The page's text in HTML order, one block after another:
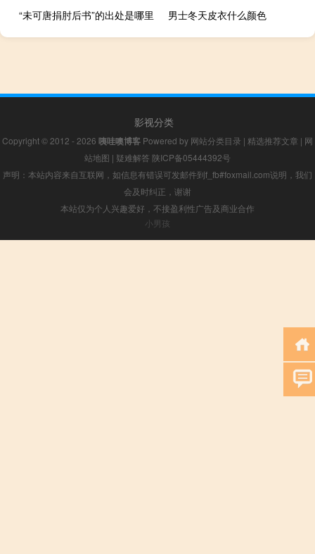
“未可唐捐肘后书”的出处是哪里
男士冬天皮衣什么颜色
影视分类
Copyright © 2012 - 2026 咦哇噢博客 Powered by 网站分类目录 | 精选推荐文章 | 网
站地图 | 疑难解答 陕ICP备05444392号
声明：本站内容来自互联网，如信息有错误可发邮件到f_fb#foxmail.com说明，我们
会及时纠正，谢谢
本站仅为个人兴趣爱好，不接盈利性广告及商业合作
小男孩